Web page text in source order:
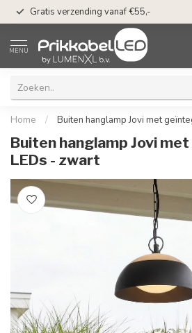
Gratis verzending vanaf €55,-
MENU
Home / Buiten hanglamp Jovi met
Buiten hanglamp Jovi
LEDs - zwart